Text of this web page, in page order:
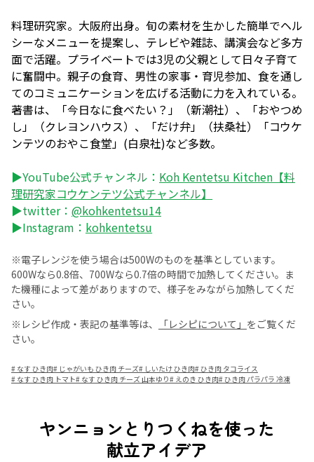
料理研究家。大阪府出身。旬の素材を生かした簡単でヘル
シーなメニューを提案し、テレビや雑誌、講演会など多方
面で活躍。プライベートでは3児の父親として日々子育て
に奮闘中。親子の食育、男性の家事・育児参加、食を通し
てのコミュニケーションを広げる活動に力を入れている。
著書は、「今日なに食べたい？」（新潮社）、「おやつめ
し」（クレヨンハウス）、「だけ弁」（扶桑社）「コウケ
ンテツのおやこ食堂」(白泉社)など多数。
▶YouTube公式チャンネル： Koh Kentetsu Kitchen【料
理研究家コウケンテツ公式チャンネル】
▶twitter： @kohkentetsu14
▶Instagram： kohkentetsu
※電子レンジを使う場合は500Wのものを基準としています。
600Wなら0.8倍、700Wなら0.7倍の時間で加熱してください。ま
た機種によって差がありますので、様子をみながら加熱してくだ
さい。
※レシピ作成・表記の基準等は、
「レシピについて」 をご覧くだ
さい。
# なす ひき肉# じゃがいも ひき肉 チーズ# しいたけ ひき肉# ひき肉 タコライス
# なす ひき肉 トマト# なす ひき肉 チーズ 山本ゆり# えのき ひき肉# ひき肉 パラパラ 冷凍
ヤンニョンとりつくねを使った
献立アイデア